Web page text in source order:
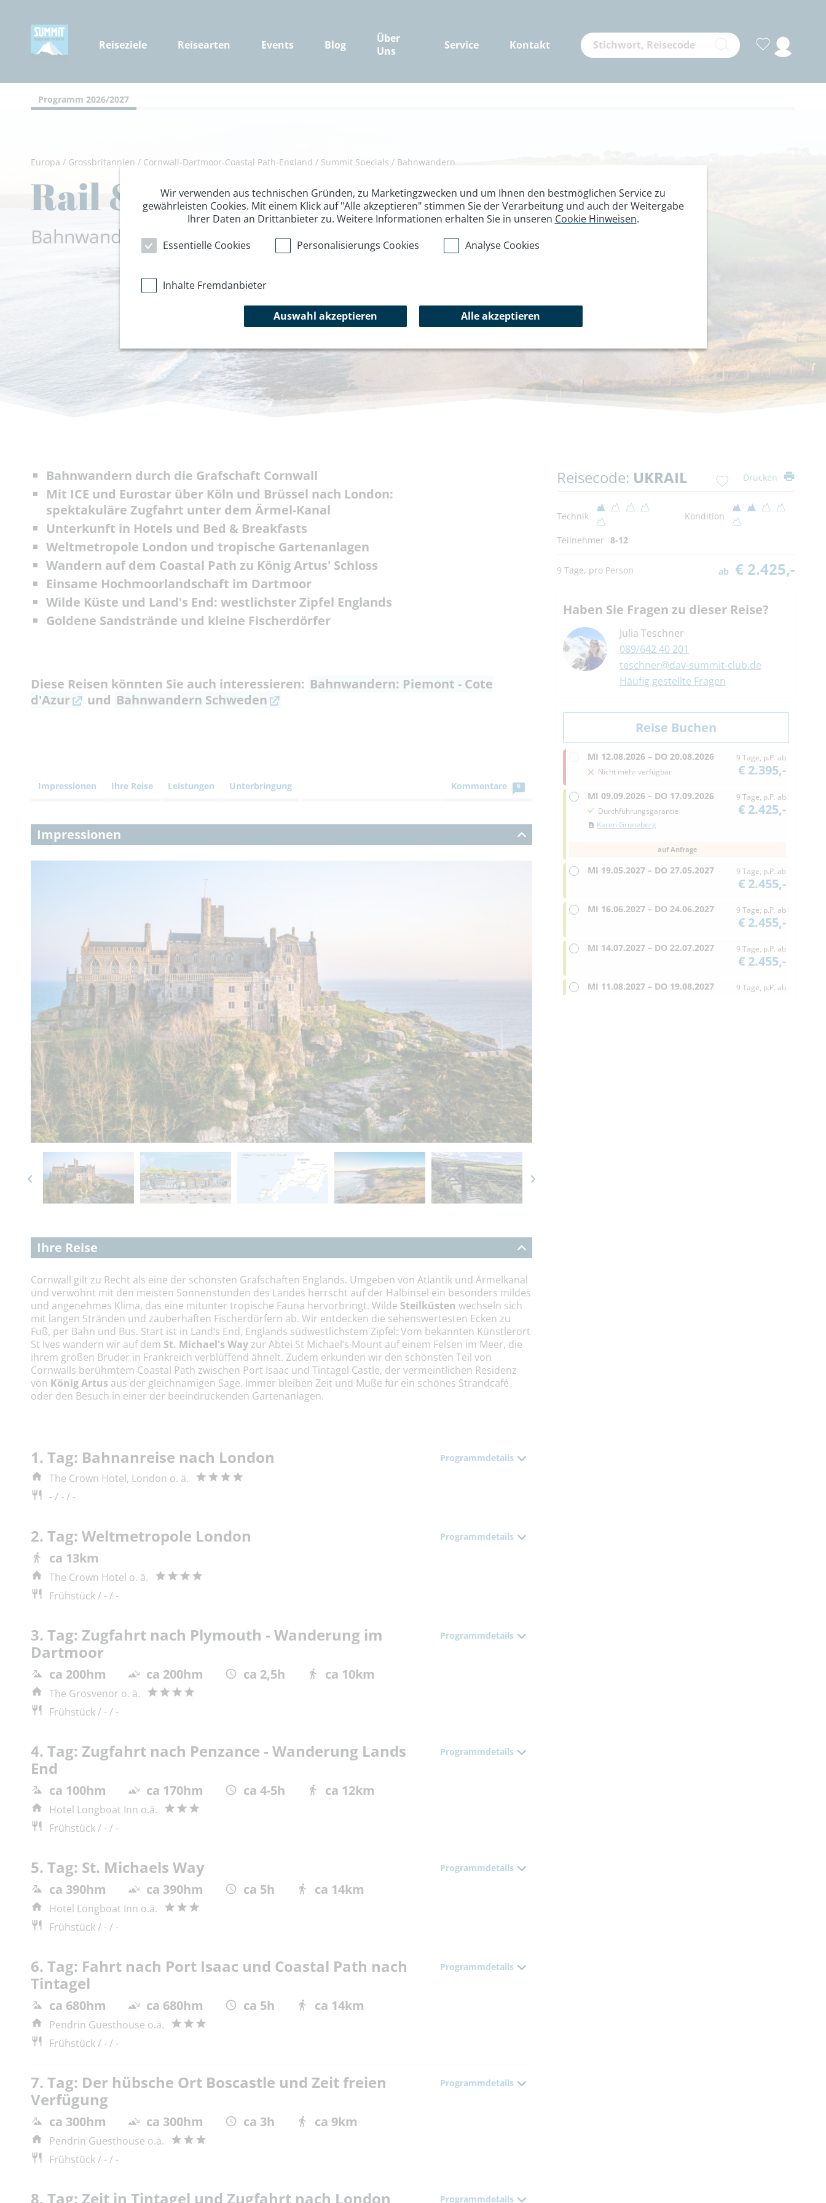
Reiseziele Reisearten Events Blog
Über
Uns
Service Kontakt
Programm 2026/2027
Europa / Grossbritannien / Cornwall-Dartmoor-Coastal Path-England / Summit Specials / Bahnwandern
Rail & Hike – Bahnwandern Cornwall
Bahnwandern Cornwall: Hochmoore, Steilküsten und verträumte Buchten
Bahnwandern durch die Grafschaft Cornwall
Mit ICE und Eurostar über Köln und Brüssel nach London:
spektakuläre Zugfahrt unter dem Ärmel-Kanal
Unterkunft in Hotels und Bed & Breakfasts
Weltmetropole London und tropische Gartenanlagen
Wandern auf dem Coastal Path zu König Artus' Schloss
Einsame Hochmoorlandschaft im Dartmoor
Wilde Küste und Land's End: westlichster Zipfel Englands
Goldene Sandstrände und kleine Fischerdörfer
Diese Reisen könnten Sie auch interessieren: Bahnwandern: Piemont - Cote
d'Azur
und Bahnwandern Schweden
Impressionen Ihre Reise Leistungen Unterbringung Kommentare 6
Impressionen
Ihre Reise
Cornwall gilt zu Recht als eine der schönsten Grafschaften Englands. Umgeben von Atlantik und Ärmelkanal
und verwöhnt mit den meisten Sonnenstunden des Landes herrscht auf der Halbinsel ein besonders mildes
und angenehmes Klima, das eine mitunter tropische Fauna hervorbringt. Wilde Steilküsten wechseln sich
mit langen Stränden und zauberhaften Fischerdörfern ab. Wir entdecken die sehenswertesten Ecken zu
Fuß, per Bahn und Bus. Start ist in Land’s End, Englands südwestlichstem Zipfel: Vom bekannten Künstlerort
St Ives wandern wir auf dem St. Michael's Wayzur Abtei St Michael’s Mount auf einem Felsen im Meer, die
ihrem großen Bruder in Frankreich verblüffend ähnelt. Zudem erkunden wir den schönsten Teil von
Cornwalls berühmtem Coastal Path zwischen Port Isaac und Tintagel Castle, der vermeintlichen Residenz
von König Artus aus der gleichnamigen Sage. Immer bleiben Zeit und Muße für ein schönes Strandcafé
oder den Besuch in einer der beeindruckenden Gartenanlagen.
1. Tag: Bahnanreise nach London Programmdetails
The Crown Hotel, London o. ä.
- / - / -
2. Tag: Weltmetropole London Programmdetails
ca 13km
The Crown Hotel o. ä.
Frühstück / - / -
3. Tag: Zugfahrt nach Plymouth - Wanderung im
Dartmoor
Programmdetails
ca 200hm ca 200hm ca 2,5h ca 10km
The Grosvenor o. ä.
Frühstück / - / -
4. Tag: Zugfahrt nach Penzance - Wanderung Lands
End
Programmdetails
ca 100hm ca 170hm ca 4-5h ca 12km
Hotel Longboat Inn o.ä.
Frühstück / - / -
5. Tag: St. Michaels Way Programmdetails
ca 390hm ca 390hm ca 5h ca 14km
Hotel Longboat Inn o.ä.
Frühstück / - / -
6. Tag: Fahrt nach Port Isaac und Coastal Path nach
Tintagel
Programmdetails
ca 680hm ca 680hm ca 5h ca 14km
Pendrin Guesthouse o.ä.
Frühstück / - / -
7. Tag: Der hübsche Ort Boscastle und Zeit freien
Verfügung
Programmdetails
ca 300hm ca 300hm ca 3h ca 9km
Pendrin Guesthouse o.ä.
Frühstück / - / -
8. Tag: Zeit in Tintagel und Zugfahrt nach London Programmdetails
Reisecode: UKRAIL Drucken
Technik Kondition
Teilnehmer 8-12
9 Tage, pro Person ab € 2.425,-
Haben Sie Fragen zu dieser Reise?
Julia Teschner
089/642 40 201
teschner@dav-summit-club.de
Häufig gestellte Fragen
MI 12.08.2026 – DO 20.08.2026
Nicht mehr verfügbar
9 Tage, p.P. ab
€ 2.395,-
MI 09.09.2026 – DO 17.09.2026
Durchführungsgarantie
Karen Grüneberg
9 Tage, p.P. ab
€ 2.425,-
auf Anfrage
MI 19.05.2027 – DO 27.05.2027 9 Tage, p.P. ab
€ 2.455,-
MI 16.06.2027 – DO 24.06.2027 9 Tage, p.P. ab
€ 2.455,-
MI 14.07.2027 – DO 22.07.2027 9 Tage, p.P. ab
€ 2.455,-
MI 11.08.2027 – DO 19.08.2027 9 Tage, p.P. ab
Wir verwenden aus technischen Gründen, zu Marketingzwecken und um Ihnen den bestmöglichen Service zu
gewährleisten Cookies. Mit einem Klick auf "Alle akzeptieren" stimmen Sie der Verarbeitung und auch der Weitergabe
Ihrer Daten an Drittanbieter zu. Weitere Informationen erhalten Sie in unseren Cookie Hinweisen.
Essentielle Cookies
Personalisierungs Cookies Analyse Cookies
Inhalte Fremdanbieter
Auswahl akzeptieren Alle akzeptieren